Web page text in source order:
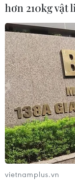
Liên hợp quốc:
qua tháng đẫm
05/08/2026 23:47
Đức điều tra vụ
xuất hiện tại sân
05/08/2026 23:43
Bất ổn địa
trưởng
hơn 210kg vật
vietnamplus.vn